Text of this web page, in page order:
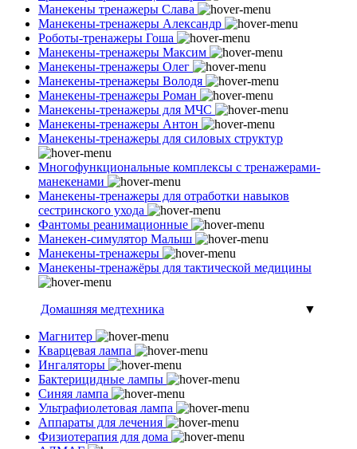
Манекены тренажеры Слава
Манекены-тренажеры Александр
Роботы-тренажеры Гоша
Манекены-тренажеры Максим
Манекены-тренажеры Олег
Манекены-тренажеры Володя
Манекены-тренажеры Роман
Манекены-тренажеры для МЧС
Манекены-тренажеры Антон
Манекены-тренажеры для силовых структур
Многофункциональные комплексы с тренажерами-
манекенами
Манекены-тренажеры для отработки навыков
сестринского ухода
Фантомы реанимационные
Манекен-симулятор Малыш
Манекены-тренажеры
Манекены-тренажёры для тактической медицины
Домашняя медтехника
▼
Магнитер
Кварцевая лампа
Ингаляторы
Бактерицидные лампы
Синяя лампа
Ультрафиолетовая лампа
Аппараты для лечения
Физиотерапия для дома